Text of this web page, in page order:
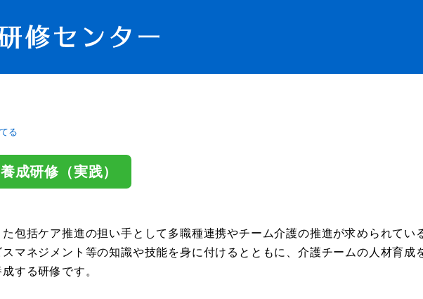
る
成研修（実践）
包括ケア推進の担い手として多職種連携やチーム介護の推進が求められてい
マネジメント等の知識や技能を身に付けるとともに、介護チームの人材育成
する研修です。